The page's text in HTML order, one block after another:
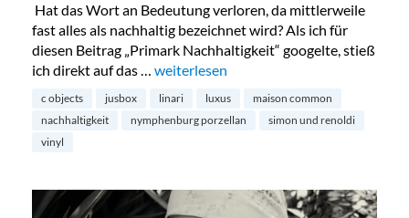
Hat das Wort an Bedeutung verloren, da mittlerweile
fast alles als nachhaltig bezeichnet wird? Als ich für
diesen Beitrag „Primark Nachhaltigkeit“ googelte, stieß
ich direkt auf das … „Nachhaltigkeit und Luxus – ein
weiterlesen
c objects jusbox linari luxus
maison common
nachhaltigkeit
nymphenburg porzellan
simon und renoldi
vinyl